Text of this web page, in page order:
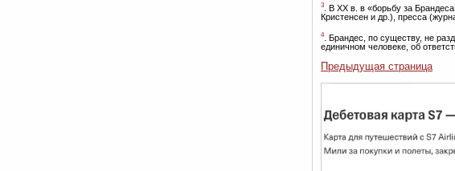
3
. В XX в. в «борьбу за
Кристенсен и др.), пресса
4. Брандес, по существу, не
единичном человеке, об
Предыдущая страница